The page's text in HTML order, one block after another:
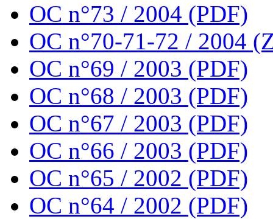
OC n°73 / 2004 (PDF)
OC n°70-71-72 / 2004
OC n°69 / 2003 (PDF)
OC n°68 / 2003 (PDF)
OC n°67 / 2003 (PDF)
OC n°66 / 2003 (PDF)
OC n°65 / 2002 (PDF)
OC n°64 / 2002 (PDF)